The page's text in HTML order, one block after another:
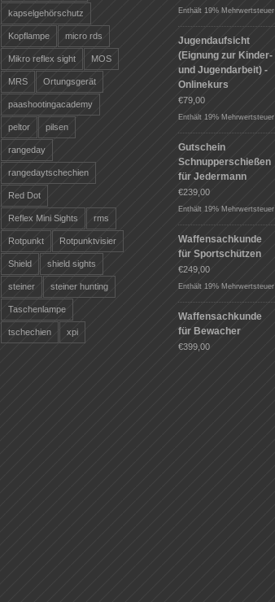
kapselgehörschutz
Kopflampe micro rds
Mikro reflex sight MOS
MRS Ortungsgerät
paashootingacademy
peltor pilsen
rangeday
rangedaytschechien
Red Dot
Reflex Mini Sights rms
Rotpunkt Rotpunktvisier
Shield shield sights
steiner steiner hunting
Taschenlampe
tschechien xpi
Enthält 19% Mehrwertsteuer
Jugendaufsicht
(Eignung zur Kinder-
und Jugendarbeit) -
Onlinekurs
€79,00
Enthält 19% Mehrwertsteuer
Gutschein
Schnupperschießen
für Jedermann
€239,00
Enthält 19% Mehrwertsteuer
Waffensachkunde
für Sportschützen
€249,00
Enthält 19% Mehrwertsteuer
Waffensachkunde
für Bewacher
€399,00